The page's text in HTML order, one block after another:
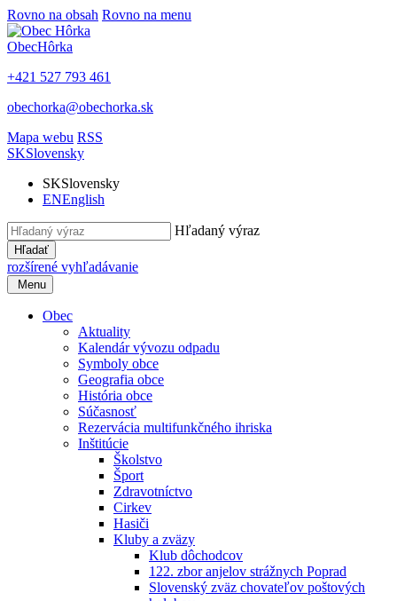
Rovno na obsah Rovno na menu
ObecHôrka
+421 527 793 461
obechorka@obechorka.sk
Mapa webu RSS
SKSlovensky
SKSlovensky
ENEnglish
Hľadaný výraz
Hľadať
rozšírené vyhľadávanie
Menu
Obec
Aktuality
Kalendár vývozu odpadu
Symboly obce
Geografia obce
História obce
Súčasnosť
Rezervácia multifunkčného ihriska
Inštitúcie
Školstvo
Šport
Zdravotníctvo
Cirkev
Hasiči
Kluby a zväzy
Klub dôchodcov
122. zbor anjelov strážnych Poprad
Slovenský zväz chovateľov poštových